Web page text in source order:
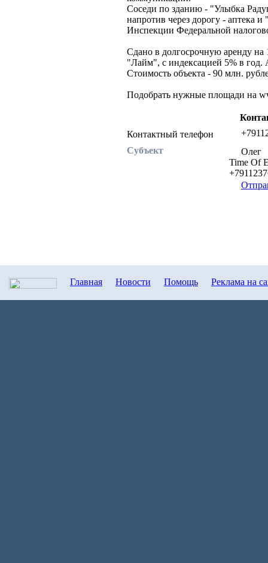
Соседи по зданию - "Улыбка
напротив через дорогу - аптека
Инспекции Федеральной
Сдано в долгосрочную аренду на
"Лайм", с индексацией 5% в
Стоимость объекта - 90 млн.
Подобрать нужные площади на
Контактный телефон
Субъект
Олег
Time Of
Главная Новости Помощь Реклама на